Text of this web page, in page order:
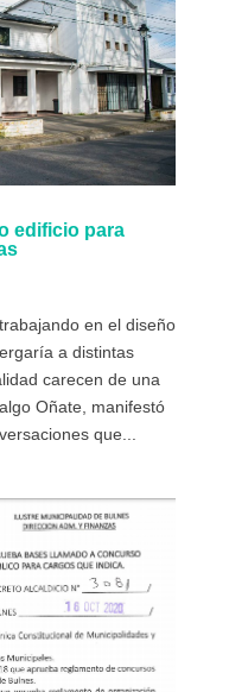
edificio para
en el diseño
a distintas
carecen de una
Oñate, manifestó
que...